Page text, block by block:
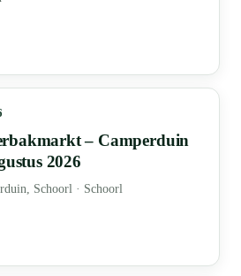
– Camperduin
2026
Schoorl · Schoorl